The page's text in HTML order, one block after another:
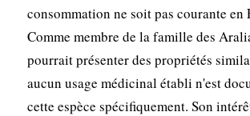
consommation ne soit pas courante en
Comme membre de la famille des
pourrait présenter des propriétés
aucun usage médicinal établi n'est
cette espèce spécifiquement. Son